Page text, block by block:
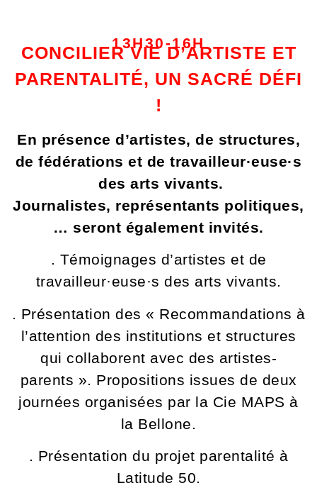
13H30-16H
CONCILIER VIE D’ARTISTE ET
PARENTALITÉ, UN SACRÉ DÉFI
!
En présence d’artistes, de structures,
de fédérations et de travailleur·euse·s
des arts vivants.
Journalistes, représentants politiques,
… seront également invités.
. Témoignages d’artistes et de
travailleur·euse·s des arts vivants.
. Présentation des « Recommandations à
l’attention des institutions et structures
qui collaborent avec des artistes-
parents ». Propositions issues de deux
journées organisées par la Cie MAPS à
la Bellone.
. Présentation du projet parentalité à
Latitude 50.